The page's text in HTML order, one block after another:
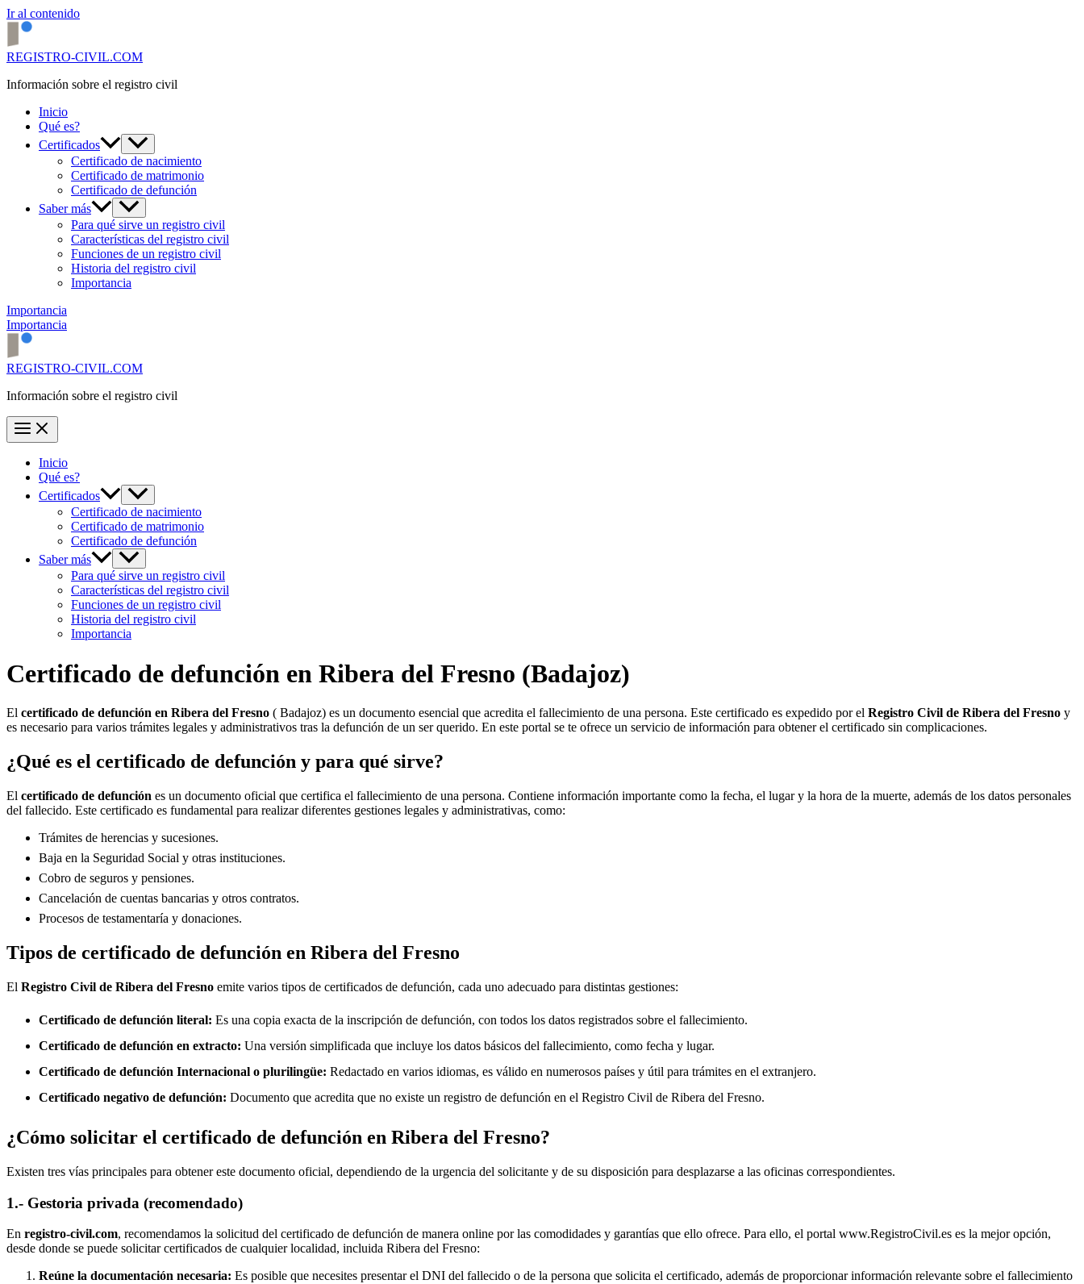
Ir al contenido
REGISTRO-CIVIL.COM
Información sobre el registro civil
Inicio
Qué es?
Certificados
Certificado de nacimiento
Certificado de matrimonio
Certificado de defunción
Saber más
Para qué sirve un registro civil
Características del registro civil
Funciones de un registro civil
Historia del registro civil
Importancia
Importancia
Importancia
REGISTRO-CIVIL.COM
Información sobre el registro civil
Inicio
Qué es?
Certificados
Certificado de nacimiento
Certificado de matrimonio
Certificado de defunción
Saber más
Para qué sirve un registro civil
Características del registro civil
Funciones de un registro civil
Historia del registro civil
Importancia
Certificado de defunción en Ribera del Fresno (Badajoz)
El certificado de defunción en Ribera del Fresno ( Badajoz) es un documento esencial que acredita el fallecimiento de una persona. Este certificado es expedido por el Registro Civil de Ribera del Fresno y
es necesario para varios trámites legales y administrativos tras la defunción de un ser querido. En este portal se te ofrece un servicio de información para obtener el certificado sin complicaciones.
¿Qué es el certificado de defunción y para qué sirve?
El certificado de defunción es un documento oficial que certifica el fallecimiento de una persona. Contiene información importante como la fecha, el lugar y la hora de la muerte, además de los datos personales
del fallecido. Este certificado es fundamental para realizar diferentes gestiones legales y administrativas, como:
Trámites de herencias y sucesiones.
Baja en la Seguridad Social y otras instituciones.
Cobro de seguros y pensiones.
Cancelación de cuentas bancarias y otros contratos.
Procesos de testamentaría y donaciones.
Tipos de certificado de defunción en Ribera del Fresno
El Registro Civil de Ribera del Fresno emite varios tipos de certificados de defunción, cada uno adecuado para distintas gestiones:
Certificado de defunción literal: Es una copia exacta de la inscripción de defunción, con todos los datos registrados sobre el fallecimiento.
Certificado de defunción en extracto: Una versión simplificada que incluye los datos básicos del fallecimiento, como fecha y lugar.
Certificado de defunción Internacional o plurilingüe: Redactado en varios idiomas, es válido en numerosos países y útil para trámites en el extranjero.
Certificado negativo de defunción: Documento que acredita que no existe un registro de defunción en el Registro Civil de Ribera del Fresno.
¿Cómo solicitar el certificado de defunción en Ribera del Fresno?
Existen tres vías principales para obtener este documento oficial, dependiendo de la urgencia del solicitante y de su disposición para desplazarse a las oficinas correspondientes.
1.- Gestoria privada (recomendado)
En registro-civil.com, recomendamos la solicitud del certificado de defunción de manera online por las comodidades y garantías que ello ofrece. Para ello, el portal www.RegistroCivil.es es la mejor opción,
desde donde se puede solicitar certificados de cualquier localidad, incluida Ribera del Fresno:
Reúne la documentación necesaria: Es posible que necesites presentar el DNI del fallecido o de la persona que solicita el certificado, además de proporcionar información relevante sobre el fallecimiento